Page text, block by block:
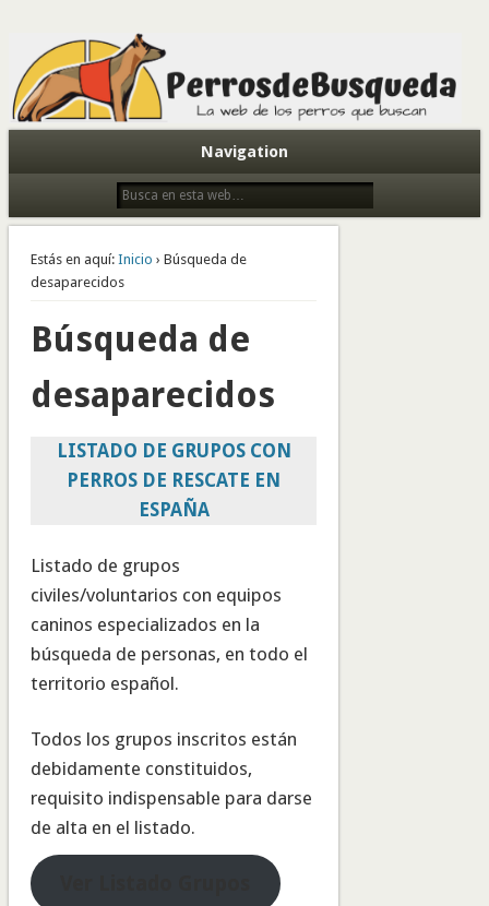
Todo sobre perros de búsqueda y detectores
Navigation
Estás en aquí: Inicio › Búsqueda de
desaparecidos
Búsqueda de
desaparecidos
LISTADO DE GRUPOS CON
PERROS DE RESCATE EN
ESPAÑA
Listado de grupos
civiles/voluntarios con equipos
caninos especializados en la
búsqueda de personas, en todo el
territorio español.
Todos los grupos inscritos están
debidamente constituidos,
requisito indispensable para darse
de alta en el listado.